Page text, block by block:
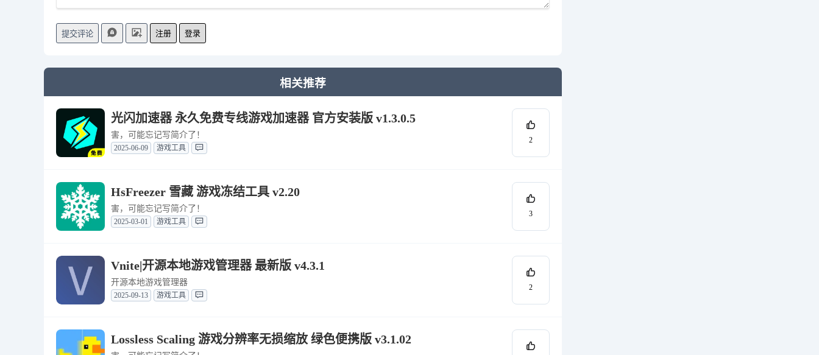
提交评论 注册 登录
相关推荐
光闪加速器 永久免费专线游戏加速器 官方安装版 v1.3.0.5
害，可能忘记写简介了！
2025-06-09 游戏工具
2
HsFreezer 雪藏 游戏冻结工具 v2.20
害，可能忘记写简介了！
2025-03-01 游戏工具
3
Vnite|开源本地游戏管理器 最新版 v4.3.1
开源本地游戏管理器
2025-09-13 游戏工具
2
Lossless Scaling 游戏分辨率无损缩放 绿色便携版 v3.1.02